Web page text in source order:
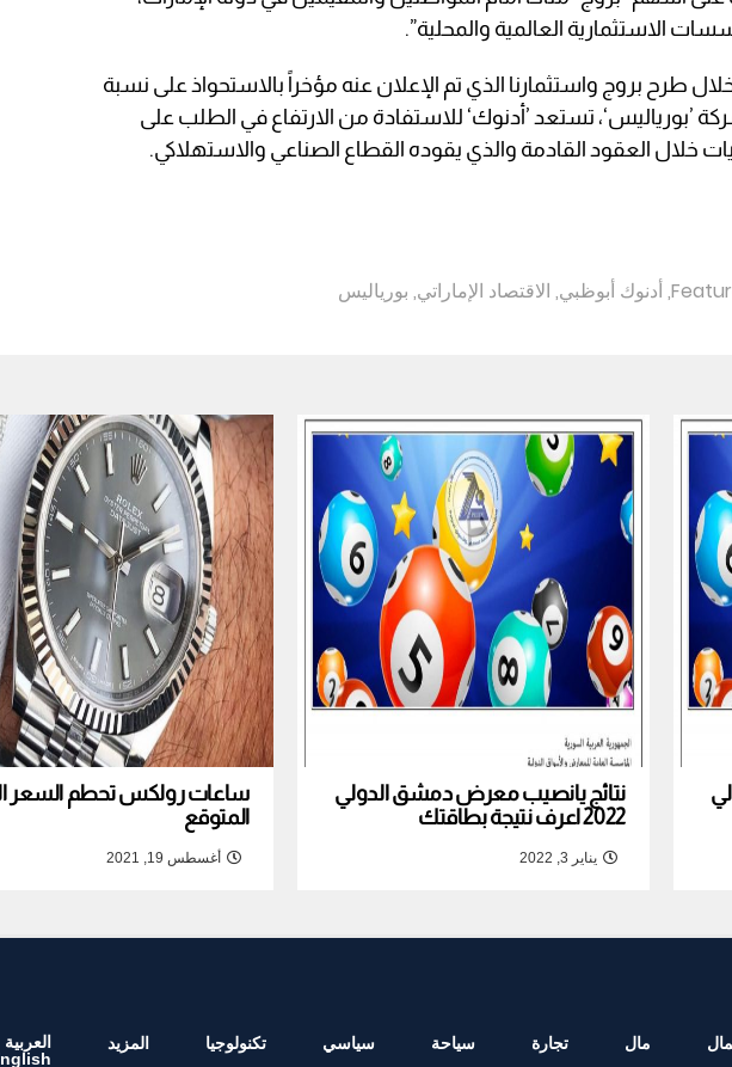
الاستثمارية العالمية والمحلية”.
طرح بروج واستثمارنا الذي تم الإعلان عنه مؤخراً بالاستحواذ على نسبة
’بورياليس‘، تستعد ’أدنوك‘ للاستفادة من الارتفاع في الطلب على
خلال العقود القادمة والذي يقوده القطاع الصناعي والاستهلاكي.
,أدنوك أبوظبي, الاقتصاد الإماراتي, بورياليس
نتائج يانصيب معرض دمشق الدولي
2022 اعرف نتيجة بطاقتك
يناير 3, 2022
ساعات رولكس تحطم السعر
المتوقع
أغسطس 19, 2021
مال تجارة سياحة سياسي تكنولوجيا المزيد
العربية